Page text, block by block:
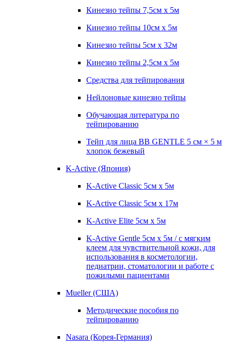
Кинезио тейпы 7,5см x 5м
Кинезио тейпы 10см х 5м
Кинезио тейпы 5см x 32м
Кинезио тейпы 2,5см x 5м
Средства для тейпирования
Нейлоновые кинезио тейпы
Обучающая литература по
тейпированию
Тейп для лица BB GENTLE 5 см × 5 м
хлопок бежевый
K-Active (Япония)
K-Active Classic 5см х 5м
K-Active Classic 5см х 17м
K-Active Elite 5см х 5м
K-Active Gentle 5см х 5м / с мягким
клеем для чувствительной кожи, для
использования в косметологии,
педиатрии, стоматологии и работе с
пожилыми пациентами
Mueller (США)
Методические пособия по
тейпированию
Nasara (Корея-Германия)